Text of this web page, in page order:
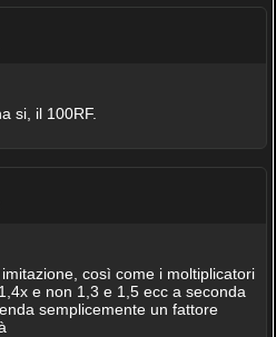
si, il 100RF.
così come i moltiplicatori
e non 1,3 e 1,5 ecc a seconda
semplicemente un fattore